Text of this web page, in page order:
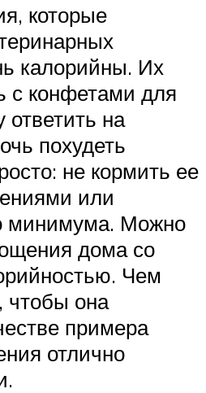
которые
калорийны. Их
с конфетами для
на
похудеть
не кормить ее
или
минимума. Можно
дома со
Чем
чтобы она
примера
отлично